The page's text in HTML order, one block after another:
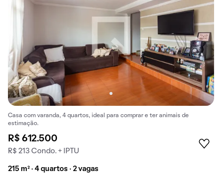
Casa com varanda, 4 quartos, ideal para comprar e ter animais de
estimação.
R$ 612.500
R$ 213 Condo. + IPTU
215 m² · 4 quartos · 2 vagas